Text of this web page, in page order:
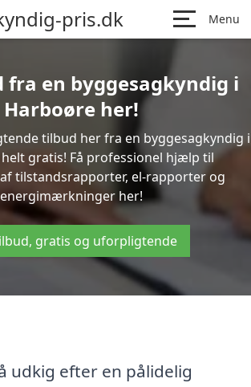
pris.dk Menu
fra en byggesagkyndig i
Harboøre her!
tilbud her fra en byggesagkyndig i
gratis! Få professionel hjælp til
tilstandsrapporter, el-rapporter og
energimærkninger her!
gratis og uforpligtende
udkig efter en pålidelig